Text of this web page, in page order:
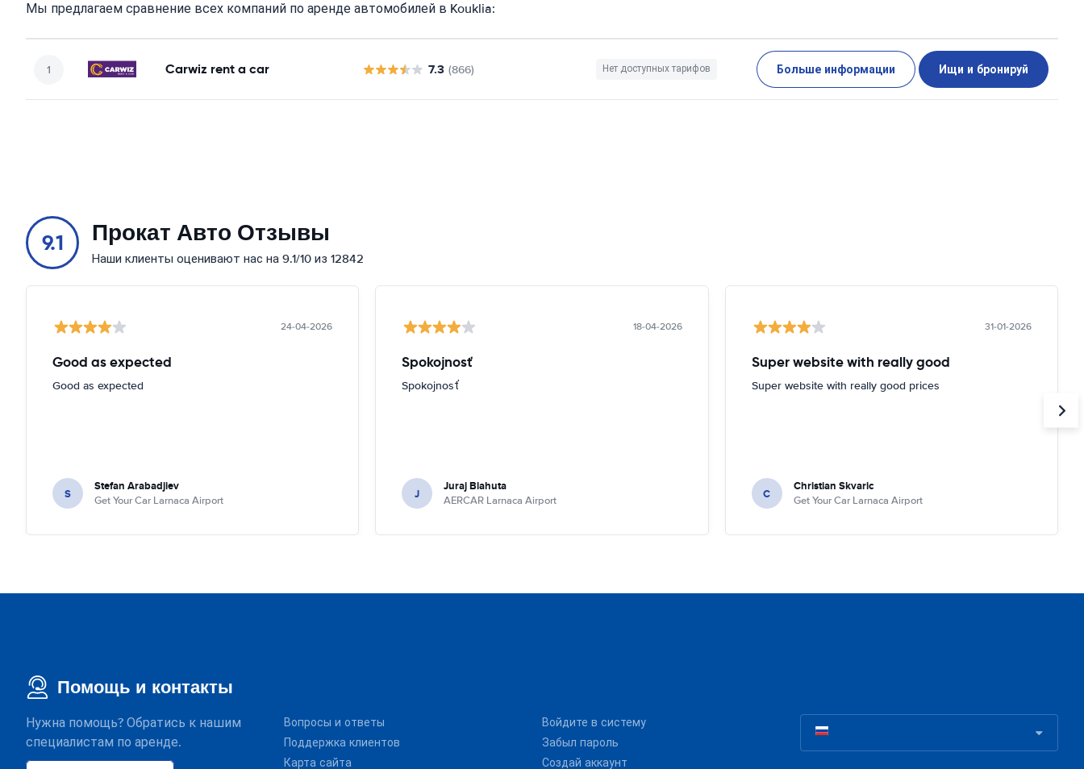
Мы предлагаем сравнение всех компаний по аренде автомобилей в Kouklia:
Carwiz rent a car 7.3 (866) Нет доступных тарифов Больше информации Ищи и бронируй
9.1 Прокат Авто Отзывы
Наши клиенты оценивают нас на 9.1/10 из 12842
24-04-2026
Good as expected
Good as expected
S Stefan Arabadjiev
Get Your Car Larnaca Airport
18-04-2026
Spokojnosť
Spokojnosť
J Juraj Blahuta
AERCAR Larnaca Airport
31-01-2026
Super website with really good
Super website with really good prices
C Christian Skvaric
Get Your Car Larnaca Airport
Помощь и контакты
Нужна помощь? Обратись к нашим
специалистам по аренде.
Вопросы и ответы
Поддержка клиентов
Карта сайта
Войдите в систему
Забыл пароль
Создай аккаунт